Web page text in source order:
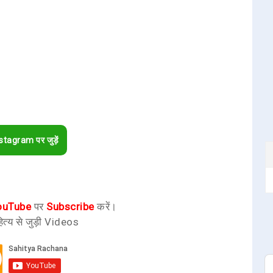
पर जुड़ें
पर Subscribeकरें।
से जुड़ी Videos